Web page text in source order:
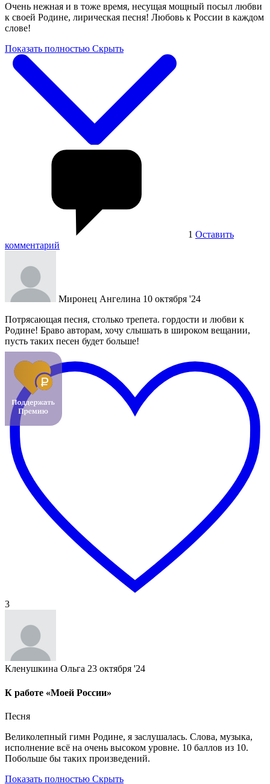
Очень нежная и в тоже время, несущая мощный посыл любви
к своей Родине, лирическая песня! Любовь к России в каждом
слове!
Показать полностью Скрыть
1 Оставить
комментарий
Миронец Ангелина 10 октября '24
Потрясающая песня, столько трепета. гордости и любви к
Родине! Браво авторам, хочу слышать в широком вещании,
пусть таких песен будет больше!
3
Кленушкина Ольга 23 октября '24
К работе «Моей России»
Песня
Великолепный гимн Родине, я заслушалась. Слова, музыка,
исполнение всё на очень высоком уровне. 10 баллов из 10.
Побольше бы таких произведений.
Показать полностью Скрыть